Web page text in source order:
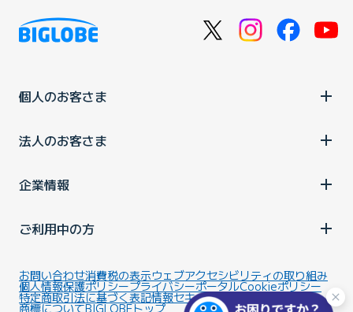
個人のお客さま
法人のお客さま
企業情報
ご利用中の方
お問い合わせ消費税の表示ウェブアクセシビリティの取り組み
個人情報保護ポリシープライバシーポータルCookieポリシー
特定商取引法に基づく表記情報セキュリティ基本方針
商標についてBIGLOBEトップ